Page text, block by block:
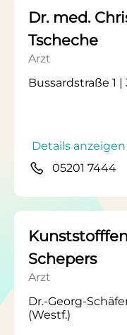
Dr. med.
Tscheche
Arzt
Bussardstraße 1 |
Details anzeigen
05201 7444
Schepers
Arzt
Dr.-Georg-
(Westf.)